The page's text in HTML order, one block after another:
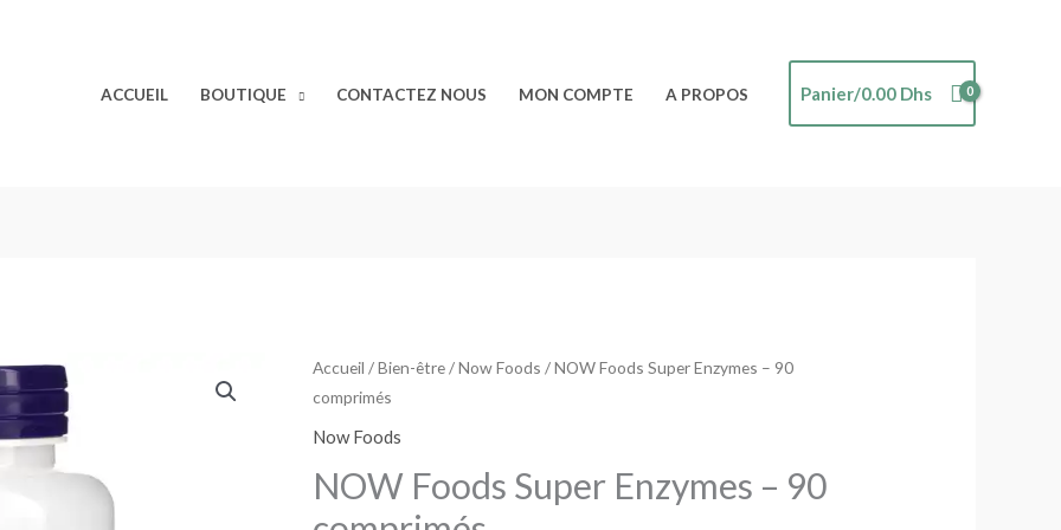
ACCUEIL BOUTIQUE CONTACTEZ NOUS MON COMPTE A PROPOS Panier/0.00 Dhs
Accueil /Bien-être/Now Foods / NOW Foods Super Enzymes – 90
comprimés
Now Foods
NOW Foods Super Enzymes – 90